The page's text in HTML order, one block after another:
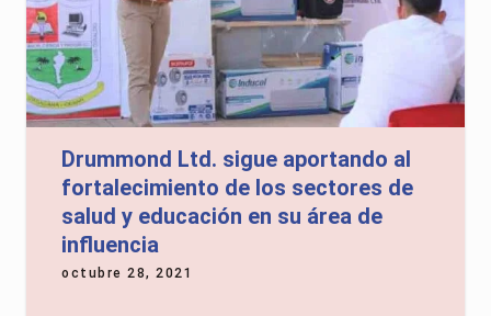
Drummond Ltd. sigue aportando al
fortalecimiento de los sectores de
salud y educación en su área de
influencia
octubre 28, 2021